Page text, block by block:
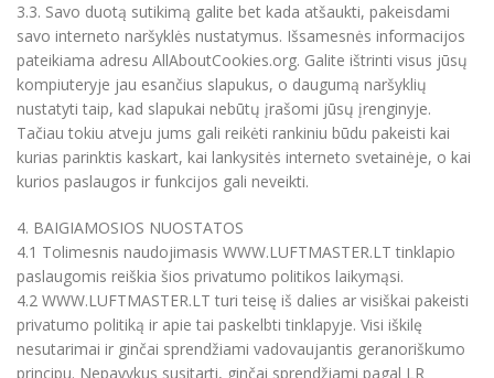
3.3. Savo duotą sutikimą galite bet kada atšaukti, pakeisdami
savo interneto naršyklės nustatymus. Išsamesnės informacijos
pateikiama adresu AllAboutCookies.org. Galite ištrinti visus jūsų
kompiuteryje jau esančius slapukus, o daugumą naršyklių
nustatyti taip, kad slapukai nebūtų įrašomi jūsų įrenginyje.
Tačiau tokiu atveju jums gali reikėti rankiniu būdu pakeisti kai
kurias parinktis kaskart, kai lankysitės interneto svetainėje, o kai
kurios paslaugos ir funkcijos gali neveikti.
4. BAIGIAMOSIOS NUOSTATOS
4.1 Tolimesnis naudojimasis WWW.LUFTMASTER.LT tinklapio
paslaugomis reiškia šios privatumo politikos laikymąsi.
4.2 WWW.LUFTMASTER.LT turi teisę iš dalies ar visiškai pakeisti
privatumo politiką ir apie tai paskelbti tinklapyje. Visi iškilę
nesutarimai ir ginčai sprendžiami vadovaujantis geranoriškumo
principu. Nepavykus susitarti, ginčai sprendžiami pagal LR